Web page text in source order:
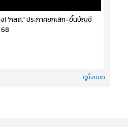
ง! 'กสถ.' ประกาศยกเลิก-ขึ้นบัญชี
ดูทั้งหมด